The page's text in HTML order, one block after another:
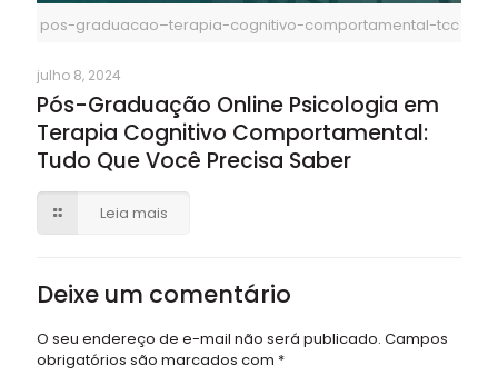
pos-graduacao–terapia-cognitivo-comportamental-tcc
julho 8, 2024
Pós-Graduação Online Psicologia em
Terapia Cognitivo Comportamental:
Tudo Que Você Precisa Saber
Leia mais
Deixe um comentário
O seu endereço de e-mail não será publicado. Campos
obrigatórios são marcados com *